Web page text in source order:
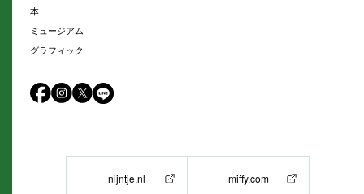
本
ミュージアム
グラフィック
nijntje.nl miffy.com